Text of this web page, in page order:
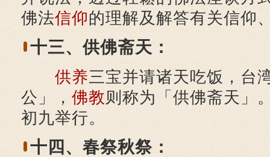
佛法信仰的理解及解答有关信仰
十三、供佛斋天：
供养三宝并请诸天吃饭，台
公」， 佛教则称为「供佛斋天」
初九举行。
十四、春祭秋祭：